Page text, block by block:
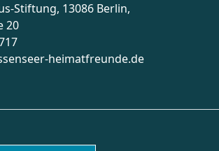
Stiftung, 13086 Berlin,
20
heimatfreunde.de